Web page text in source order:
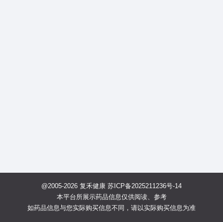
@2005-2026 复禾健康 苏ICP备2025211236号-14
本平台所展示药品信息仅供阅读、参考
如药品信息与您实际购买信息不同，请以实际购买信息为准